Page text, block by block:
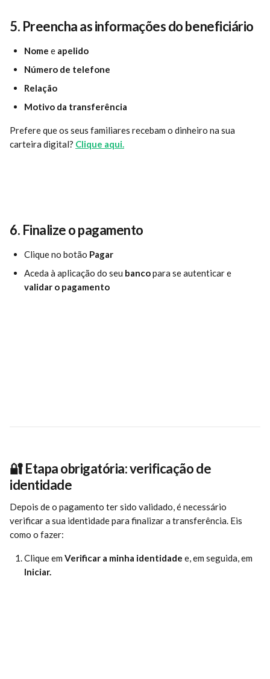
5. Preencha as informações do beneficiário
Nome e apelido
Número de telefone
Relação
Motivo da transferência
Prefere que os seus familiares recebam o dinheiro na sua
carteira digital? Clique aqui.
6. Finalize o pagamento
Clique no botão Pagar
Aceda à aplicação do seu banco para se autenticar e
validar o pagamento
🔐 Etapa obrigatória: verificação de
identidade
Depois de o pagamento ter sido validado, é necessário
verificar a sua identidade para finalizar a transferência. Eis
como o fazer:
Clique em Verificar a minha identidade e, em seguida, em
Iniciar.